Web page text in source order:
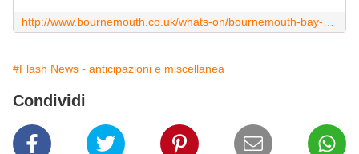
#Flash News - anticipazioni e miscellanea
Condividi